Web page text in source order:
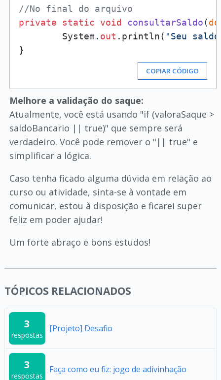
//No final do arquivo
private
static void consultarSaldo(
        System.
out .println( "Seu
COPIAR CÓDIGO
Melhore a validação do saque:
Atualmente, você está usando "if (valoraSaque >
saldoBancario || true)" que sempre será
verdadeiro. Você pode remover o "|| true" e
simplificar a lógica.
Caso tenha ficado alguma dúvida em relação ao
curso ou atividade, sinta-se à vontade em
comunicar, estou à disposição e ficarei super
feliz em poder ajudar!
Um forte abraço e bons estudos!
TÓPICOS RELACIONADOS
3
respostas
[Projeto] Desafio
3
respostas
Faça como eu fiz: jogo de adivinhação